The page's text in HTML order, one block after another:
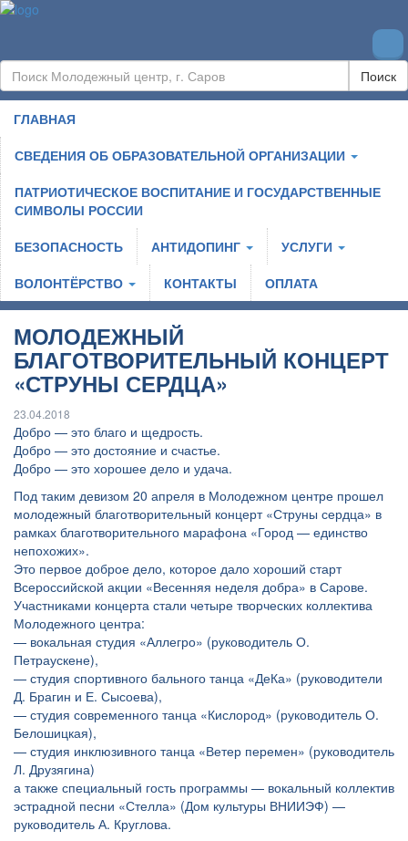
Поиск
ГЛАВНАЯ
СВЕДЕНИЯ ОБ ОБРАЗОВАТЕЛЬНОЙ ОРГАНИЗАЦИИ
ПАТРИОТИЧЕСКОЕ ВОСПИТАНИЕ И ГОСУДАРСТВЕННЫЕ
СИМВОЛЫ РОССИИ
БЕЗОПАСНОСТЬ
АНТИДОПИНГ
УСЛУГИ
ВОЛОНТЁРСТВО
КОНТАКТЫ ОПЛАТА
МОЛОДЕЖНЫЙ
БЛАГОТВОРИТЕЛЬНЫЙ КОНЦЕРТ
«СТРУНЫ СЕРДЦА»
23.04.2018
Добро — это благо и щедрость.
Добро — это достояние и счастье.
Добро — это хорошее дело и удача.
Под таким девизом 20 апреля в Молодежном центре прошел
молодежный благотворительный концерт «Струны сердца» в
рамках благотворительного марафона «Город — единство
непохожих».
Это первое доброе дело, которое дало хороший старт
Всероссийской акции «Весенняя неделя добра» в Сарове.
Участниками концерта стали четыре творческих коллектива
Молодежного центра:
— вокальная студия «Аллегро» (руководитель О.
Петраускене),
— студия спортивного бального танца «ДеКа» (руководители
Д. Брагин и Е. Сысоева),
— студия современного танца «Кислород» (руководитель О.
Белошицкая),
— студия инклюзивного танца «Ветер перемен» (руководитель
Л. Друзягина)
а также специальный гость программы — вокальный коллектив
эстрадной песни «Стелла» (Дом культуры ВНИИЭФ) —
руководитель А. Круглова.